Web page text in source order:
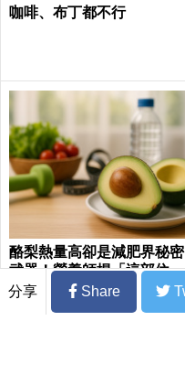
咖啡、布丁都不行
酪梨熱量高卻是減肥界秘密
武器！營養師揭「這部位」
也能吃 營養成分超強
分享 Share